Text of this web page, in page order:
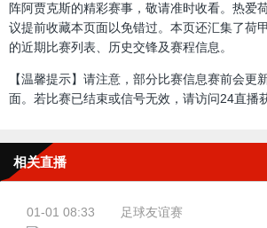
阵阿贾克斯的精彩赛事，敬请准时收看。热爱
议提前收藏本页面以免错过。本页还汇集了荷
的近期比赛列表、历史交锋及赛程信息。
【温馨提示】请注意，部分比赛信息赛前会更
面。若比赛已结束或信号无效，请访问24直播
相关直播
01-01 08:33
足球友谊赛